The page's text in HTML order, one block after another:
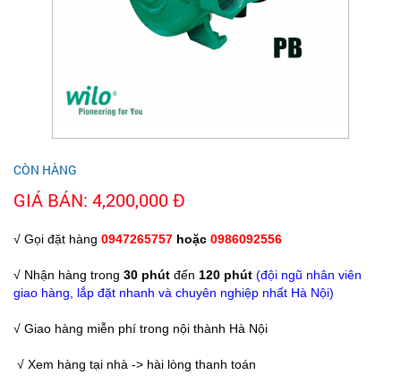
CÒN HÀNG
GIÁ BÁN: 4,200,000 Đ
√ Gọi đặt hàng 0947265757 hoặc 0986092556
√ Nhận hàng trong 30 phút đến 120 phút (đội ngũ nhân viên
giao hàng, lắp đặt nhanh và chuyên nghiệp nhất Hà Nội)
√ Giao hàng miễn phí trong nội thành Hà Nội
√ Xem hàng tại nhà -> hài lòng thanh toán